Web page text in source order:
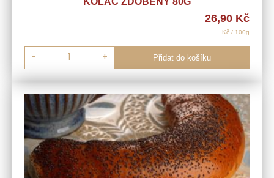
26,90 Kč
Kč / 100g
- + Přidat do košíku